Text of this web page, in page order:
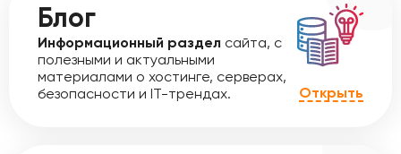
Блог
Информационный раздел сайта, с
полезными и актуальными
материалами о хостинге, серверах,
безопасности и IT-трендах.
Открыть